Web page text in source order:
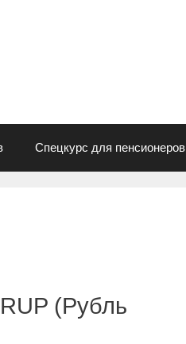
Спецкурс для пенсионеров
(Рубль